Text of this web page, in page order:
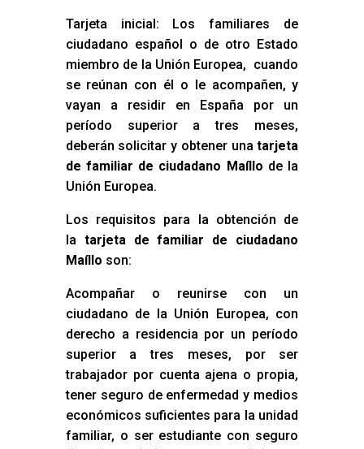
Tarjeta inicial: Los familiares de
ciudadano español o de otro Estado
miembro de la Unión Europea, cuando
se reúnan con él o le acompañen, y
vayan a residir en España por un
período superior a tres meses,
deberán solicitar y obtener unatarjeta
de familiar de ciudadano Maíllo de la
Unión Europea.
Los requisitos para la obtención de
la tarjeta de familiar de ciudadano
Maíllo son:
Acompañar o reunirse con un
ciudadano de la Unión Europea, con
derecho a residencia por un período
superior a tres meses, por ser
trabajador por cuenta ajena o propia,
tener seguro de enfermedad y medios
económicos suficientes para la unidad
familiar, o ser estudiante con seguro